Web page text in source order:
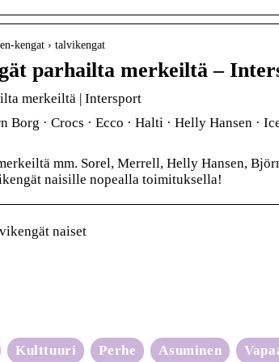
kengat › talvikengat
parhailta merkeiltä –
merkeiltä | Intersport
· Crocs · Ecco · Halti · Helly Hansen ·
mm. Sorel, Merrell, Helly Hansen,
naisille nopealla toimituksella!
naiset
Kulttuuri Perhe Asuminen